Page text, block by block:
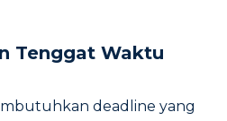
Tenggat Waktu
deadline yang